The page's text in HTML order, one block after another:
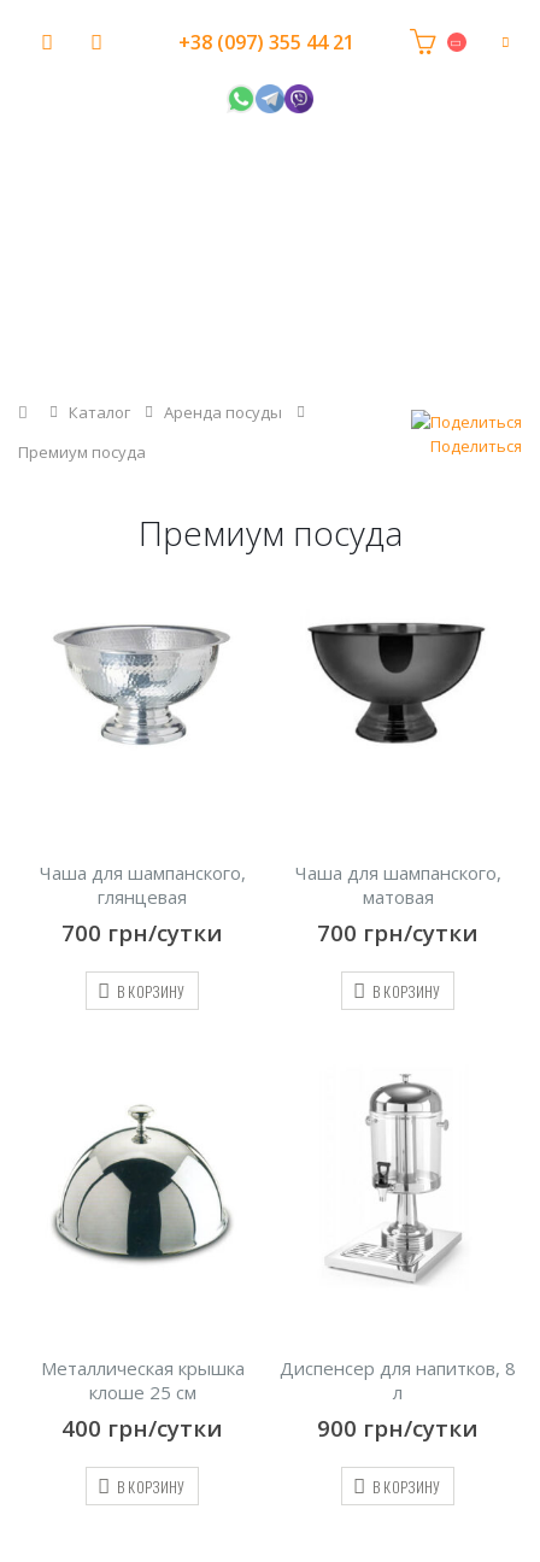
+38 (097) 355 44 21
Главная
Каталог
Аренда посуды
Премиум посуда
Поделиться
Премиум посуда
Чаша для шампанского,
глянцевая
700 грн/сутки
В КОРЗИНУ
Чаша для шампанского,
матовая
700 грн/сутки
В КОРЗИНУ
Металлическая крышка
клоше 25 см
400 грн/сутки
В КОРЗИНУ
Диспенсер для напитков, 8
л
900 грн/сутки
В КОРЗИНУ